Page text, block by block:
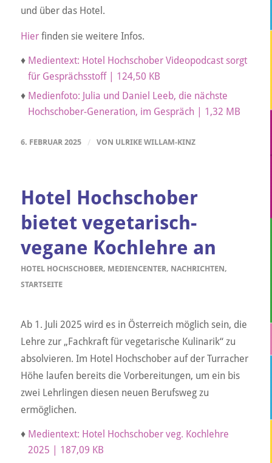
und über das Hotel.
Hierfinden sie weitere Infos.
♦ Medientext: Hotel Hochschober Videopodcast sorgt
für Gesprächsstoff | 124,50 KB
♦ Medienfoto: Julia und Daniel Leeb, die nächste
Hochschober-Generation, im Gespräch | 1,32 MB
6. FEBRUAR 2025 / VON ULRIKE WILLAM-KINZ
Hotel Hochschober
bietet vegetarisch-
vegane Kochlehre an
HOTEL HOCHSCHOBER, MEDIENCENTER, NACHRICHTEN,
STARTSEITE
Ab 1. Juli 2025 wird es in Österreich möglich sein, die
Lehre zur „Fachkraft für vegetarische Kulinarik“ zu
absolvieren. Im Hotel Hochschober auf der Turracher
Höhe laufen bereits die Vorbereitungen, um ein bis
zwei Lehrlingen diesen neuen Berufsweg zu
ermöglichen.
♦ Medientext: Hotel Hochschober veg. Kochlehre
2025 | 187,09 KB